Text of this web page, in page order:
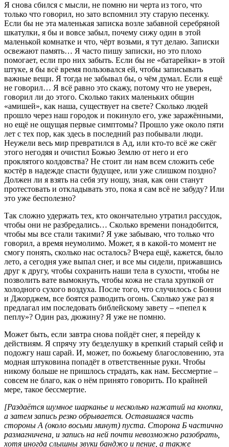
Я снова сбился с мысли, не помню ни черта из того, что
только что говорил, но зато вспомнил эту старую песенку.
Если бы не эта маленькая записка возле забавной серебряной
шкатулки, я бы и вовсе забыл, почему сижу один в этой
маленькой комнатке и что, чёрт возьми, я тут делаю. Записки
освежают память… Я часто пишу записки, но это плохо
помогает, если про них забыть. Если бы не «батарейки» в этой
штуке, я бы всё время пользовался ей, чтобы записывать
важные вещи. Я тогда не забывал бы, о чём думал. Если я ещё
не говорил… Я всё равно это скажу, потому что не уверен,
говорил ли до этого. Сколько таких маленьких общин
«амишей», как наша, существует на свете? Сколько людей
прошло через наш городок и покинуло его, уже заражёнными,
но ещё не ощущая первые симптомы? Прошло уже около пяти
лет с тех пор, как здесь в последний раз побывали люди.
Неужели весь мир превратился в Ад, или кто-то всё же сжёг
этого негодяя и очистил Божью Землю от него и его
проклятого колдовства? Не стоит ли нам всем сложить себе
костёр в надежде спасти будущее, или уже слишком поздно?
Должен ли я взять на себя эту ношу, зная, как они станут
протестовать и откладывать это, пока я сам всё не забуду? Или
это уже бесполезно?
Так сложно удержать тех, кто окончательно утратил рассудок,
чтобы они не разбредались… Сколько времени понадобится,
чтобы мы все стали такими? Я уже забываю, что только что
говорил, а время неумолимо. Может, я в какой-то момент не
смогу понять, сколько нас осталось? Вчера ещё, кажется, было
лето, а сегодня уже выпал снег, и все мы сидели, прижавшись
друг к другу, чтобы сохранить наши тела в сухости, чтобы не
позволить вате вымокнуть, чтобы кожа не стала хрупкой от
холодного сухого воздуха. После того, что случилось с Бонни
и Джорджем, все боятся разводить огонь. Сколько уже раз я
предлагал им последовать библейскому завету – «пепел к
пеплу»? Один раз, дюжину? Я уже не помню.
Может быть, если завтра снова пойдёт снег, я перейду к
действиям. Я спрячу эту безделушку в крепкий старый сейф и
подожгу наш сарай. И, может, по божьему благословению, эта
модная штуковина попадёт в ответственные руки. Чтобы
никому больше не пришлось страдать, как нам. Бессмертие –
совсем не благо, как о нём принято говорить. По крайней
мере, такое бессмертие.
[Раздаётся шумное шарканье и несколько нажатий на кнопки,
а затем запись резко обрывается. Оставшаяся часть
стороны А (около восьми минут) пуста. Сторона Б частично
размагничена, и запись на ней почти невозможно разобрать,
хотя иногда слышны звуки банджо и пение, а также